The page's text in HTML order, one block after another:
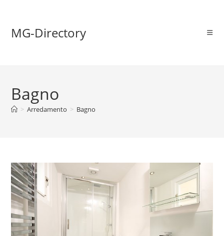
MG-Directory
Bagno
> Arredamento > Bagno